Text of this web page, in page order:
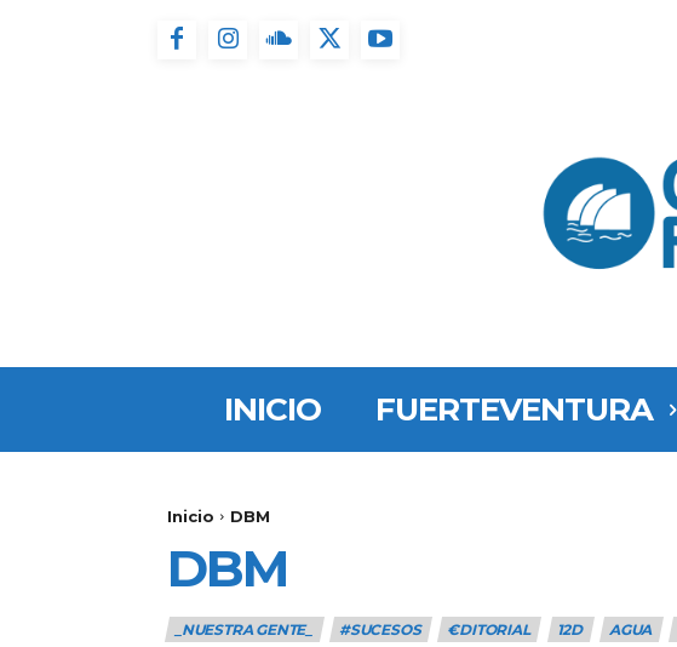
INICIO FUERTEVENTURA
Inicio DBM
DBM
_NUESTRA GENTE_ #SUCESOS €DITORIAL 12D AGUA